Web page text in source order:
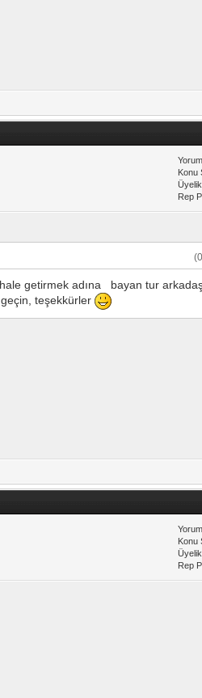
Konu
Rep
getirmek adına bayan tur
geçin, teşekkürler
Konu
Rep